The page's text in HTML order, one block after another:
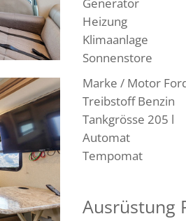
Heizung
Klimaanlage
Sonnenstore
Marke / Motor
Treibstoff Benzin
Tankgrösse 205 l
Automat
Tempomat
Ausrüstung